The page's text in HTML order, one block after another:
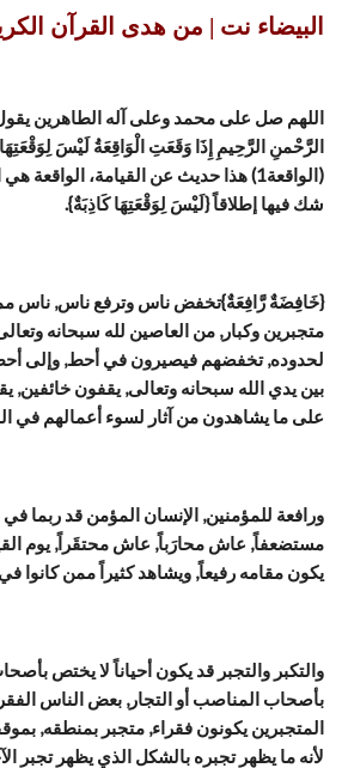
البيضاء نت | من هدى القرآن
اللهم صل على محمد وعلى آله الطاهرين يقول
الرَّحْمنِ الرَّحِيمِ إِذَا وَقَعَتِ الْوَاقِعَةُ لَيْسَ
(الواقعة1) هذا حديث عن القيامة،
شك فيها إطلاقاً {لَيْسَ لِوَقْعَتِهَا كَاذِبَةٌ}.
{خَافِضَةٌ رَّافِعَةٌ}تخفض ناس وترفع ناس, ناس
متجبرين وكبار, من العاصين لله سبحانه
لحدوده, تخفضهم فيصيرون في أحط, وإلى
بين يدي الله سبحانه وتعالى, يقفون خائفين,
على ما يشاهدون من آثار لسوء أعمالهم في
ورافعة للمؤمنين, الإنسان المؤمن قد ربما
مستضعفاً, عاش محارَباً, عاش محتقَراً, يوم
يكون مقامه رفيعاً, ويشاهد كثيراً ممن كانوا
والتكبر والتجبر قد يكون أحياناً لا يختص
بأصحاب المناصب أو التجار, بعض الناس
المتجبرين يكونون فقراء, متجبر بمنطقه,
لأنه ما يظهر تجبره بالشكل الذي يظهر تجبر